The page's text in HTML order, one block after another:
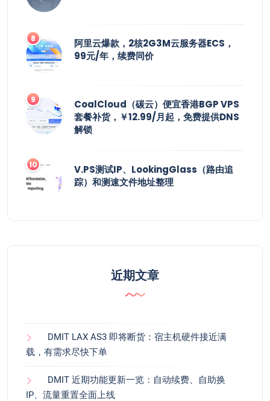
阿里云爆款，2核2G3M云服务器ECS，
99元/年，续费同价
CoalCloud（碳云）便宜香港BGP VPS
套餐补货，￥12.99/月起，免费提供DNS
解锁
V.PS测试IP、LookingGlass（路由追
踪）和测速文件地址整理
近期文章
DMIT LAX AS3 即将断货：宿主机硬件接近满
载，有需求尽快下单
DMIT 近期功能更新一览：自动续费、自助换
IP、流量重置全面上线